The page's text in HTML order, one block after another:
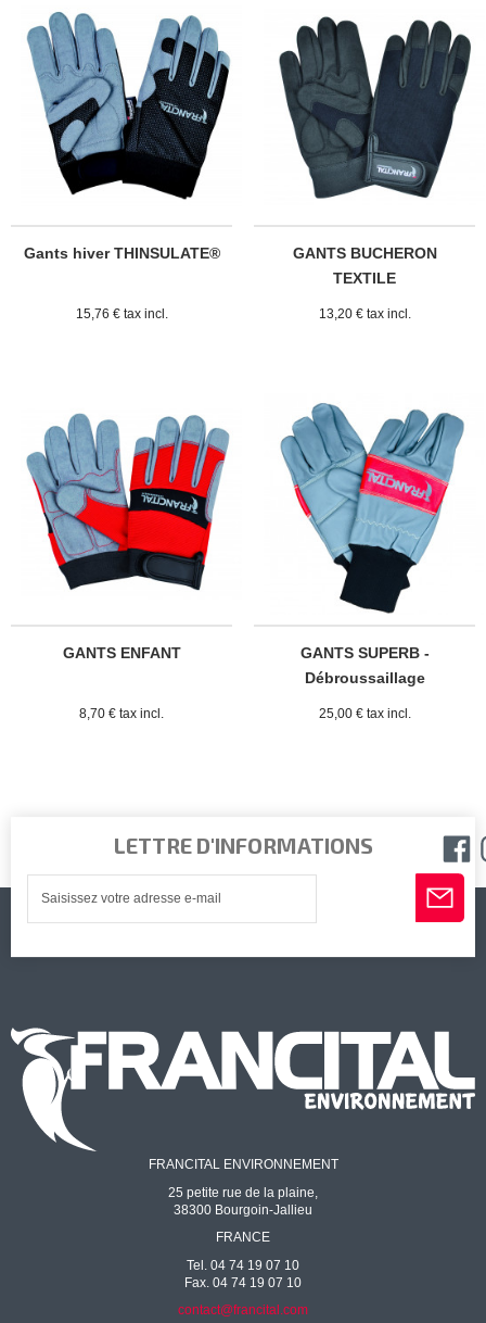
Gants hiver THINSULATE®
15,76 € tax incl.
GANTS BUCHERON
TEXTILE
13,20 € tax incl.
GANTS ENFANT
8,70 € tax incl.
GANTS SUPERB -
Débroussaillage
25,00 € tax incl.
LETTRE D'INFORMATIONS
FRANCITAL ENVIRONNEMENT
25 petite rue de la plaine,
38300 Bourgoin-Jallieu
FRANCE
Tel. 04 74 19 07 10
Fax. 04 74 19 07 10
contact@francital.com